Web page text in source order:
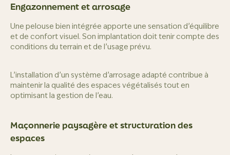
Engazonnement et arrosage
Une pelouse bien intégrée apporte une sensation d’équilibre
et de confort visuel. Son implantation doit tenir compte des
conditions du terrain et de l’usage prévu.
L’installation d’un système d’arrosage adapté contribue à
maintenir la qualité des espaces végétalisés tout en
optimisant la gestion de l’eau.
Maçonnerie paysagère et structuration des
espaces